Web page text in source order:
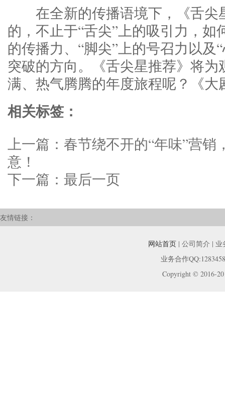
在全新的传播语境下，《舌尖
的，不止于“舌尖”上的吸引力，如
的传播力、“脚尖”上的号召力以及
突破的方向。《舌尖星推荐》将
满、热气腾腾的年度旅程呢？《大
相关标签：
上一篇： 春节绕不开的“年味”营
意！
下一篇： 最后一页
友情链接：
网站首页| 公司简介 | 业
业务合作
Copyright © 2016-